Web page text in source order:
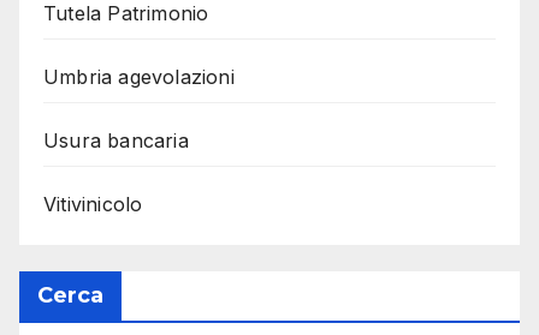
Tutela Patrimonio
Umbria agevolazioni
Usura bancaria
Vitivinicolo
Cerca